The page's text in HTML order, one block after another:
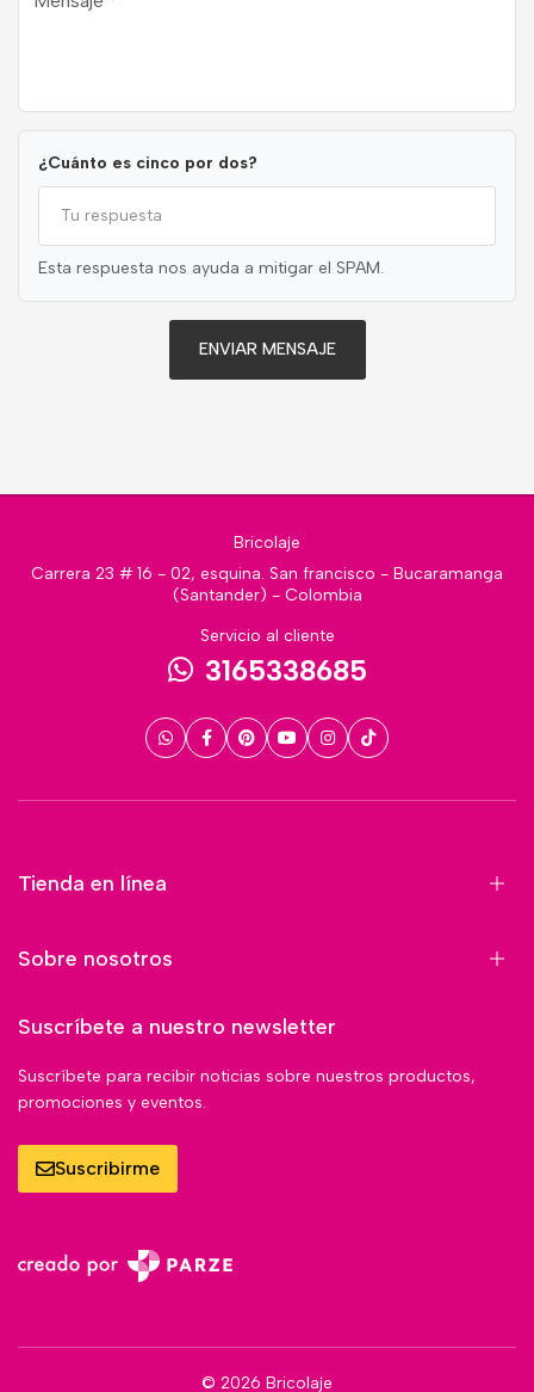
¿Cuánto es cinco por dos?
Esta respuesta nos ayuda a mitigar el SPAM.
ENVIAR MENSAJE
Bricolaje
Carrera 23 # 16 - 02, esquina. San francisco - Bucaramanga
(Santander) - Colombia
Servicio al cliente
3165338685
Tienda en línea
Sobre nosotros
Suscríbete a nuestro newsletter
Suscríbete para recibir noticias sobre nuestros productos,
promociones y eventos.
Suscribirme
© 2026 Bricolaje